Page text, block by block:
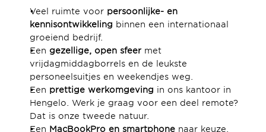
Veel ruimte voor persoonlijke- en
kennisontwikkeling binnen een internationaal
groeiend bedrijf.
Een gezellige, open sfeer met
vrijdagmiddagborrels en de leukste
personeelsuitjes en weekendjes weg.
Een prettige werkomgeving in ons kantoor in
Hengelo. Werk je graag voor een deel remote?
Dat is onze tweede natuur.
Een MacBookPro en smartphone naar keuze.